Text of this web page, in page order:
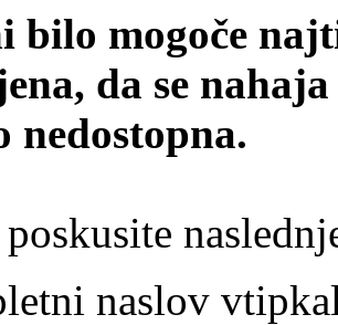
bilo mogoče
da se
nedostopna.
naslov